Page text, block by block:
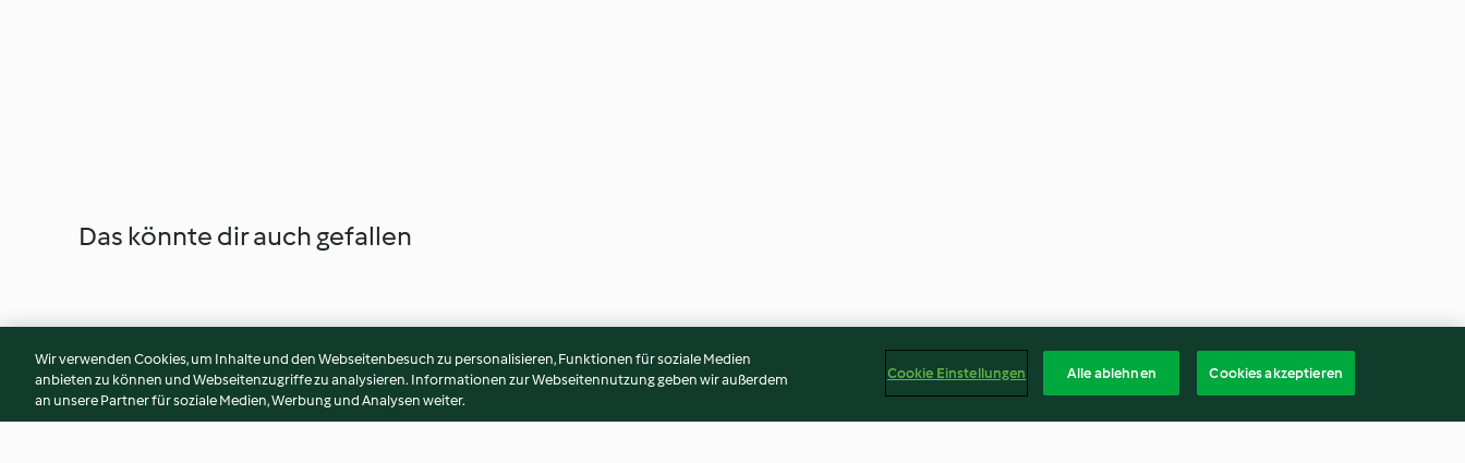
Das könnte dir auch gefallen
Wir verwenden Cookies, um Inhalte und den Webseitenbesuch zu personalisieren, Funktionen für soziale Medien
anbieten zu können und Webseitenzugriffe zu analysieren. Informationen zur Webseitennutzung geben wir außerdem
an unsere Partner für soziale Medien, Werbung und Analysen weiter.
Cookie Einstellungen Alle ablehnen Cookies akzeptieren